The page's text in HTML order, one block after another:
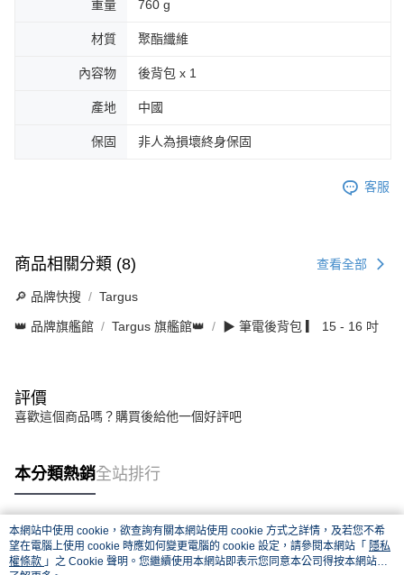
重量 760 g
材質 聚酯纖維
內容物 後背包 x 1
產地 中國
保固 非人為損壞終身保固
客服
商品相關分類 (8) 查看全部
🔎 品牌快搜 Targus
👑 品牌旗艦館 Targus 旗艦館👑 ▶ 筆電後背包 ▎ 15 - 16 吋
評價
喜歡這個商品嗎？購買後給他一個好評吧
本分類熱銷全站排行
熱門標籤
本網站中使用 cookie，欲查詢有關本網站使用 cookie 方式之詳情，及若您不希
望在電腦上使用 cookie 時應如何變更電腦的 cookie 設定，請參閱本網站「 隱私
權條款 」之 Cookie 聲明。您繼續使用本網站即表示您同意本公司得按本網站使